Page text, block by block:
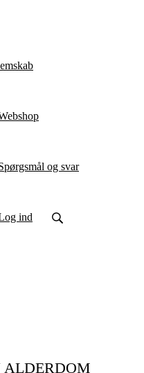
og svar
ind
ALDERDOM